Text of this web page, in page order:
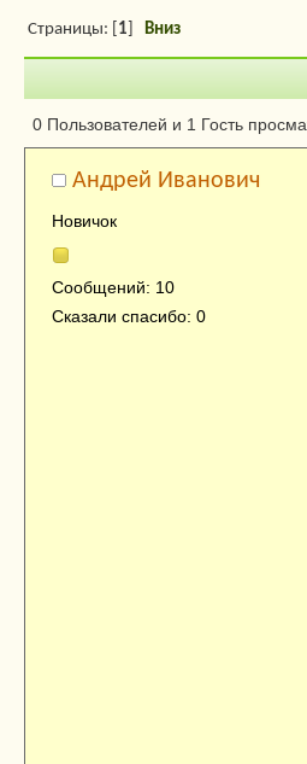
Страницы: [ 1 Вниз
Автор
Что делать?
0 Пользователей и 1 Гость
Андрей Иванович
Новичок
Сообщений: 10
Сказали спасибо: 0